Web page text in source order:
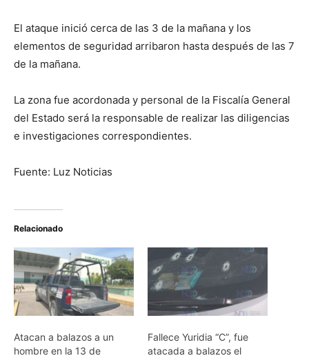
El ataque inició cerca de las 3 de la mañana y los
elementos de seguridad arribaron hasta después de las 7
de la mañana.
La zona fue acordonada y personal de la Fiscalía General
del Estado será la responsable de realizar las diligencias
e investigaciones correspondientes.
Fuente: Luz Noticias
Relacionado
Atacan a balazos a un
hombre en la 13 de
Fallece Yuridia “C”, fue
atacada a balazos el